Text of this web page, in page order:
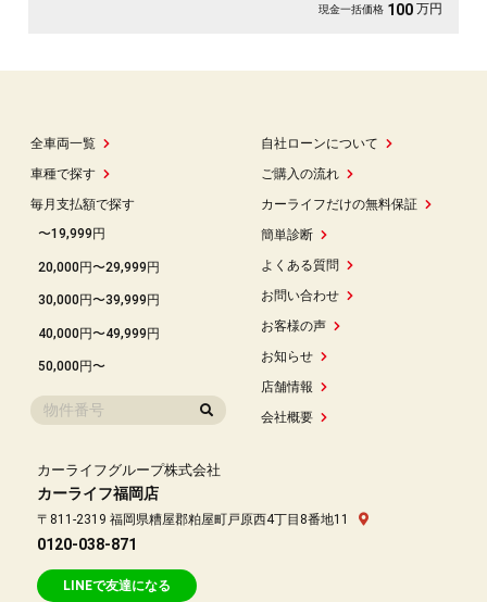
現金一括価格 100 万円
全車両一覧
車種で探す
毎月支払額で探す
〜19,999円
20,000円〜29,999円
30,000円〜39,999円
40,000円〜49,999円
50,000円〜
自社ローンについて
ご購入の流れ
カーライフだけの無料保証
簡単診断
よくある質問
お問い合わせ
お客様の声
お知らせ
店舗情報
会社概要
カーライフグループ株式会社
カーライフ福岡店
〒811-2319 福岡県糟屋郡粕屋町戸原西4丁目8番地11
0120-038-871
LINEで友達になる